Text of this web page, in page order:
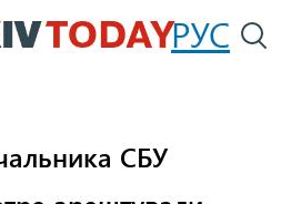
Перейти
до
РУС
СБУ